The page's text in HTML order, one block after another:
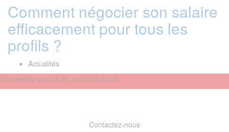
Comment négocier son salaire
efficacement pour tous les
profils ?
Actualités
Connectez-vous avec nos recruteurs
Contactez-nous